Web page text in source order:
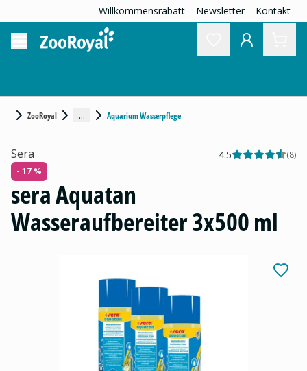
Willkommensrabatt Newsletter Kontakt
ZooRoyal ... Aquarium Wasserpflege
Sera 4.5 (8)
- 17 %
sera Aquatan
Wasseraufbereiter 3x500 ml